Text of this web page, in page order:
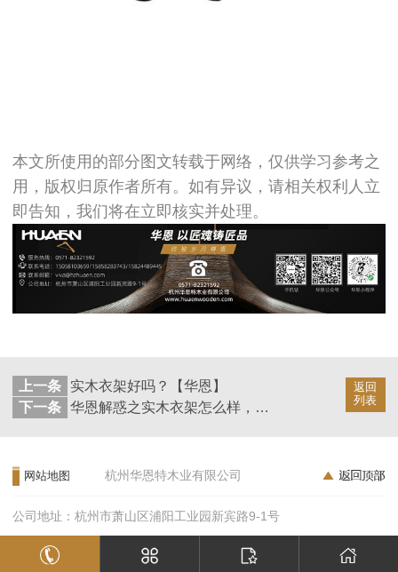
本文所使用的部分图文转载于网络，仅供学习参考之
用，版权归原作者所有。如有异议，请相关权利人立
即告知，我们将在立即核实并处理。
返回
列表
上一条
实木衣架好吗？【华恩】
下一条
华恩解惑之实木衣架怎么样，实木衣架好用吗？【华恩】
网站地图 杭州华恩特木业有限公司
公司地址：杭州市萧山区浦阳工业园新宾路9-1号